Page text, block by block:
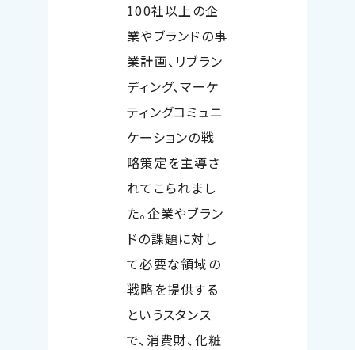
100社以上の企
業やブランドの事
業計画、リブラン
ディング、マーケ
ティングコミュニ
ケーションの戦
略策定を主導さ
れてこられまし
た。企業やブラン
ドの課題に対し
て必要な領域の
戦略を提供する
というスタンス
で、消費財、化粧